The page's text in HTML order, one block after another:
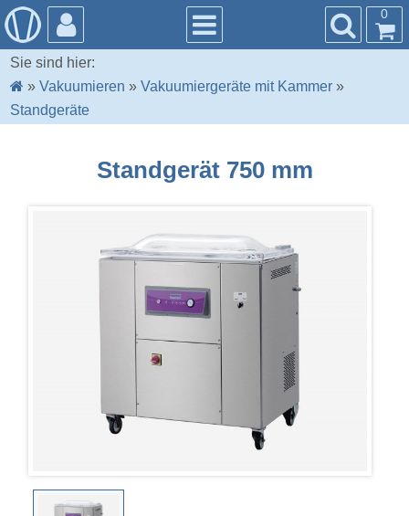
0
Sie sind hier:
»Vakuumieren »Vakuumiergeräte mit Kammer »
Standgeräte
Standgerät 750 mm